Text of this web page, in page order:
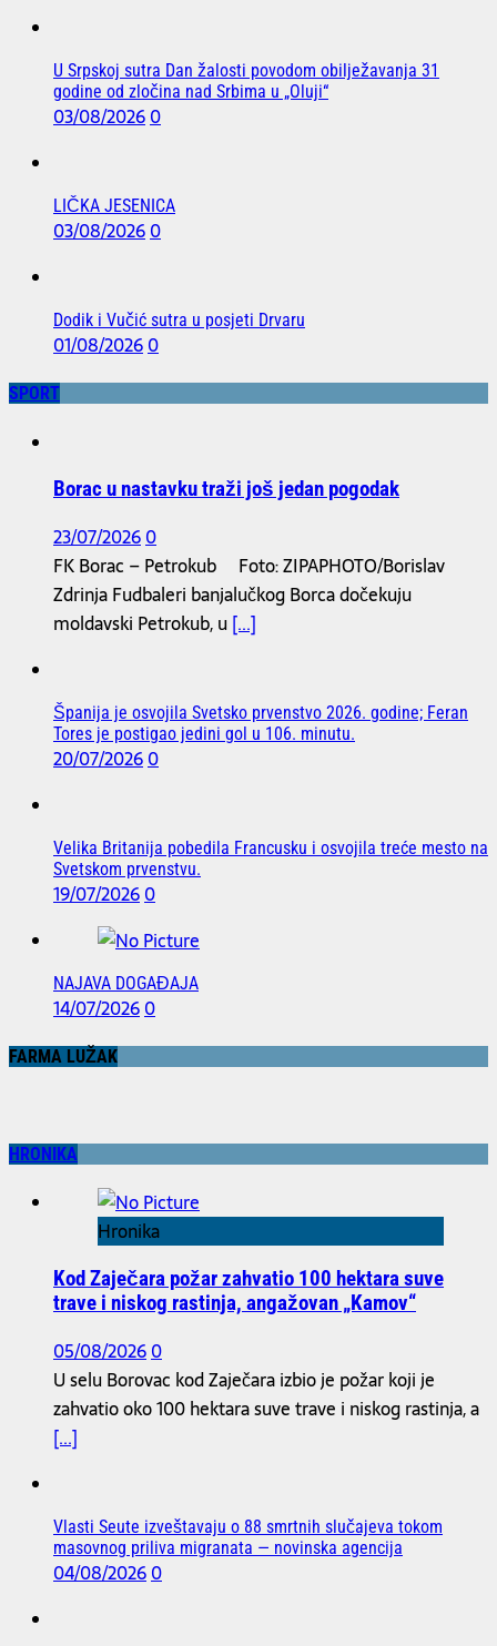
U Srpskoj sutra Dan žalosti povodom obilježavanja 31
godine od zločina nad Srbima u „Oluji“
03/08/20260
LIČKA JESENICA
03/08/20260
Dodik i Vučić sutra u posjeti Drvaru
01/08/20260
SPORT
Borac u nastavku traži još jedan pogodak
23/07/20260
FK Borac – Petrokub Foto: ZIPAPHOTO/Borislav
Zdrinja Fudbaleri banjalučkog Borca dočekuju
moldavski Petrokub, u[...]
Španija je osvojila Svetsko prvenstvo 2026. godine; Feran
Tores je postigao jedini gol u 106. minutu.
20/07/20260
Velika Britanija pobedila Francusku i osvojila treće mesto na
Svetskom prvenstvu.
19/07/20260
NAJAVA DOGAĐAJA
14/07/20260
FARMA LUŽAK
HRONIKA
Hronika
Kod Zaječara požar zahvatio 100 hektara suve
trave i niskog rastinja, angažovan „Kamov“
05/08/20260
U selu Borovac kod Zaječara izbio je požar koji je
zahvatio oko 100 hektara suve trave i niskog rastinja, a
[...]
Vlasti Seute izveštavaju o 88 smrtnih slučajeva tokom
masovnog priliva migranata — novinska agencija
04/08/20260